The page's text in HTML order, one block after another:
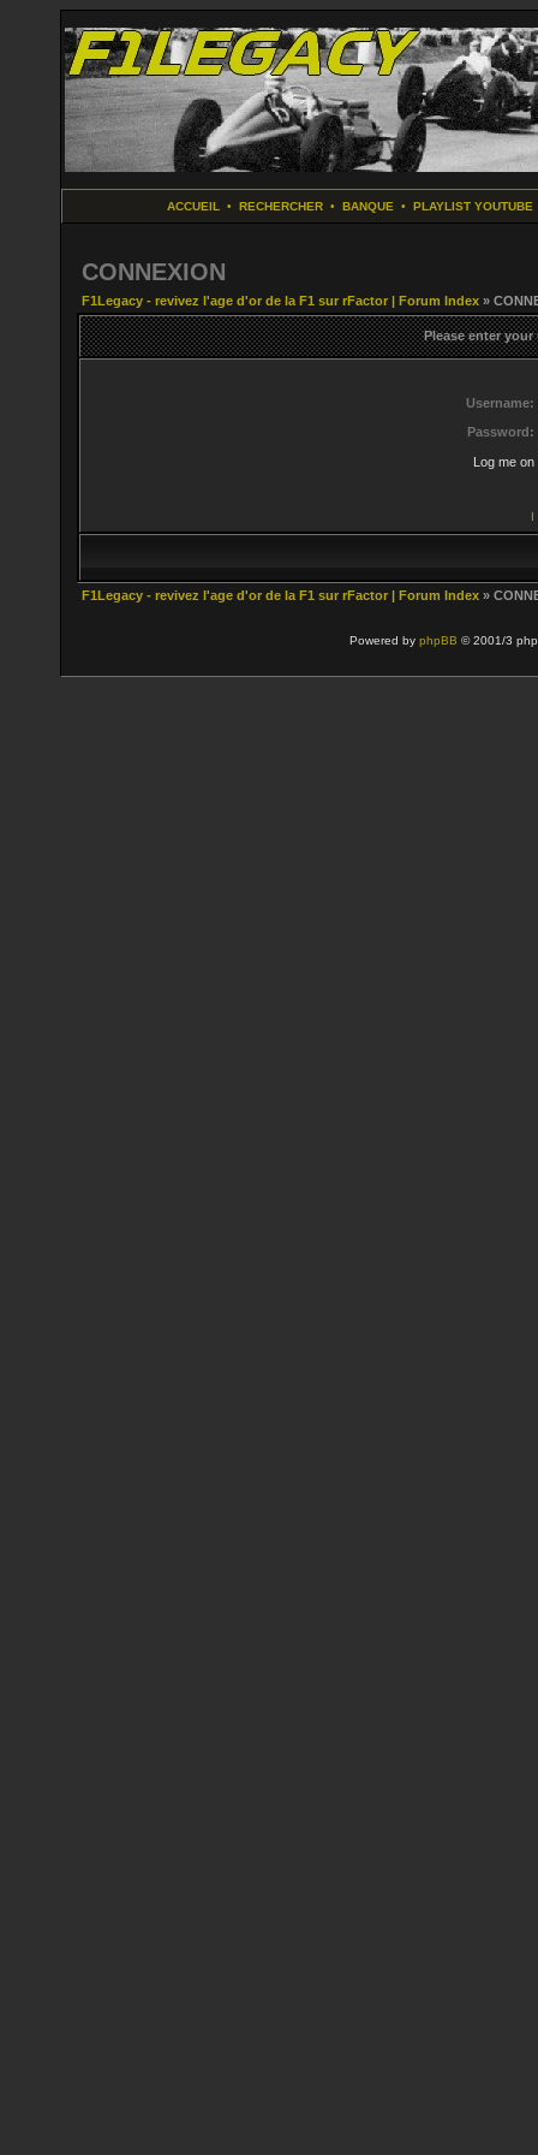
ACCUEIL • RECHERCHER• BANQUE • PLAYLIST YOUTUBE
CONNEXION
F1Legacy - revivez l'age d'or de la F1 sur rFactor | Forum Index »
Please enter
Username:
Password:
Log me
I
F1Legacy - revivez l'age d'or de la F1 sur rFactor | Forum Index »
Powered by phpBB © 2001/3